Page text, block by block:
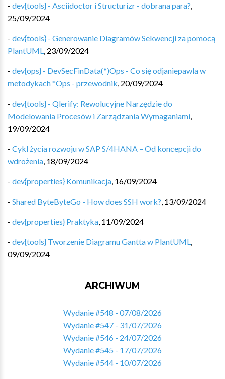
- dev{tools} - Asciidoctor i Structurizr - dobrana para?,
25/09/2024
- dev{tools} - Generowanie Diagramów Sekwencji za pomocą
PlantUML, 23/09/2024
- dev{ops} - DevSecFinData(*)Ops - Co się odjaniepawla w
metodykach *Ops - przewodnik, 20/09/2024
- dev{tools} - Qlerify: Rewolucyjne Narzędzie do
Modelowania Procesów i Zarządzania Wymaganiami,
19/09/2024
- Cykl życia rozwoju w SAP S/4HANA – Od koncepcji do
wdrożenia, 18/09/2024
- dev{properties} Komunikacja, 16/09/2024
- Shared ByteByteGo - How does SSH work?, 13/09/2024
- dev{properties} Praktyka, 11/09/2024
- dev{tools} Tworzenie Diagramu Gantta w PlantUML,
09/09/2024
ARCHIWUM
Wydanie #548 - 07/08/2026
Wydanie #547 - 31/07/2026
Wydanie #546 - 24/07/2026
Wydanie #545 - 17/07/2026
Wydanie #544 - 10/07/2026